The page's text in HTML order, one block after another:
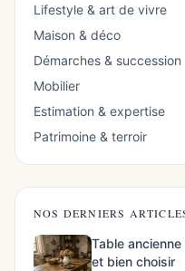
Lifestyle & art de vivre
Maison & déco
Démarches & succession
Mobilier
Estimation & expertise
Patrimoine & terroir
NOS DERNIERS
Table
et bien choisir